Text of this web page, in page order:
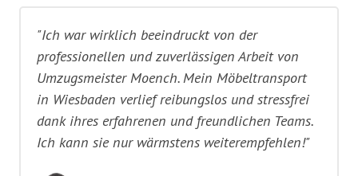
"Ich war wirklich beeindruckt von der
professionellen und zuverlässigen Arbeit von
Umzugsmeister Moench. Mein Möbeltransport
in Wiesbaden verlief reibungslos und stressfrei
dank ihres erfahrenen und freundlichen Teams.
Ich kann sie nur wärmstens weiterempfehlen!"